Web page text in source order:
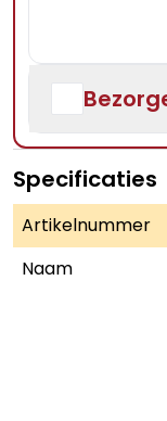
Specificaties
Artikelnummer
Naam